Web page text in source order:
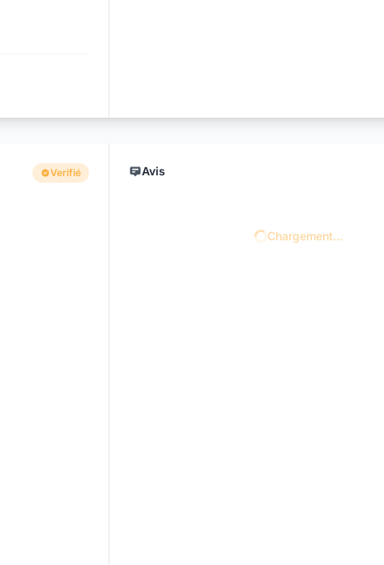
Verifié Avis
Chargement...